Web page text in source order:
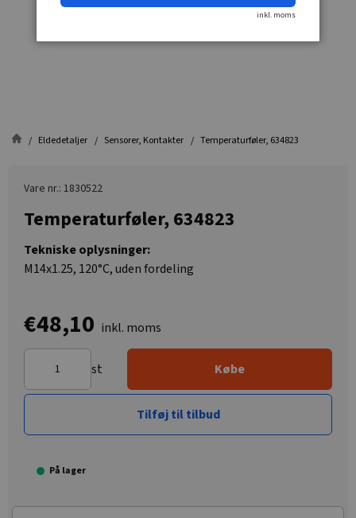
Eldedetaljer Sensorer, Kontakter Temperaturføler, 634823
Vare nr.: 1830522
Temperaturføler, 634823
Tekniske oplysninger:
M14x1.25, 120°C, uden fordeling
€48,10 inkl. moms
st Købe
Tilføj til tilbud
På lager
inkl. moms